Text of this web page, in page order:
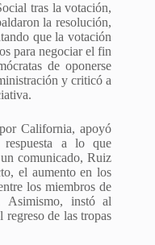
tras la votación,
la resolución,
que la votación
para negociar el fin
de oponerse
y criticó a
California, apoyó
a lo que
comunicado, Ruiz
el aumento en los
los miembros de
Asimismo, instó al
de las tropas